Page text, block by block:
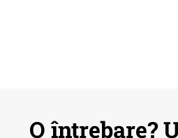
O întrebare?